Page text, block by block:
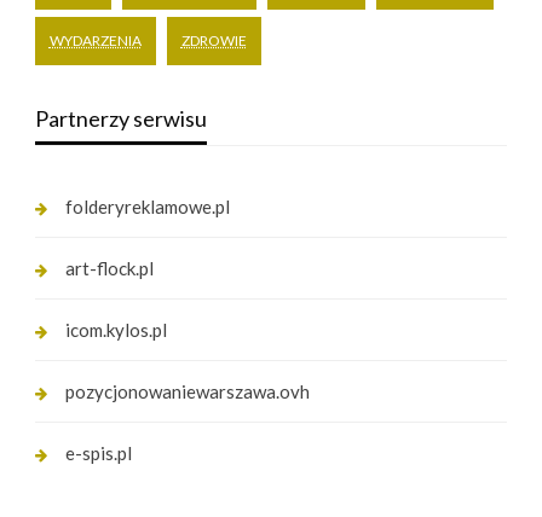
WYDARZENIA ZDROWIE
Partnerzy serwisu
folderyreklamowe.pl
art-flock.pl
icom.kylos.pl
pozycjonowaniewarszawa.ovh
e-spis.pl